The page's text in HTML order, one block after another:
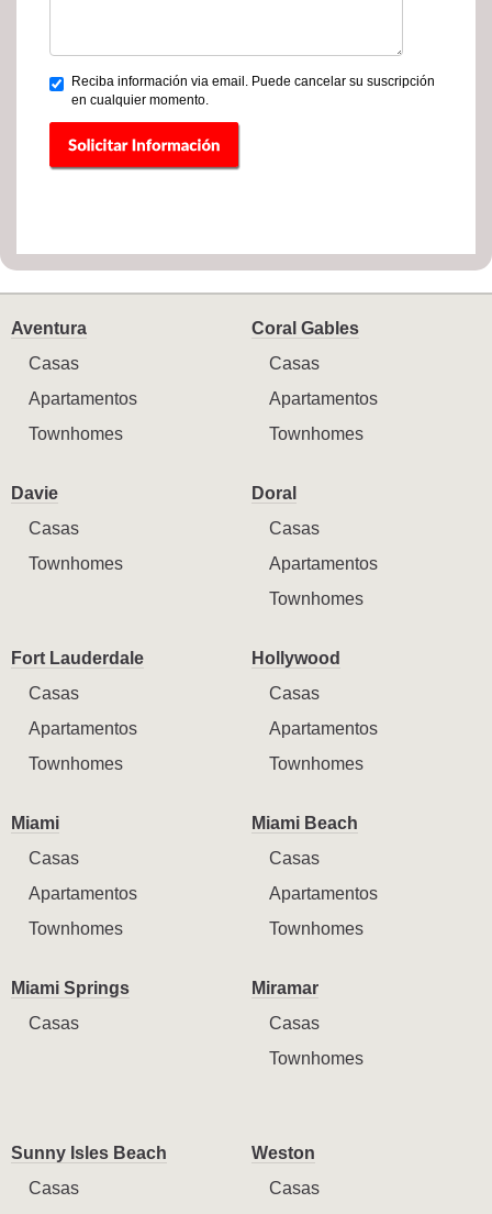
Reciba información via email. Puede cancelar su suscripción
en cualquier momento.
Aventura
Casas
Apartamentos
Townhomes
Coral Gables
Casas
Apartamentos
Townhomes
Davie
Casas
Townhomes
Doral
Casas
Apartamentos
Townhomes
Fort Lauderdale
Casas
Apartamentos
Townhomes
Hollywood
Casas
Apartamentos
Townhomes
Miami
Casas
Apartamentos
Townhomes
Miami Beach
Casas
Apartamentos
Townhomes
Miami Springs
Casas
Miramar
Casas
Townhomes
Sunny Isles Beach
Casas
Weston
Casas